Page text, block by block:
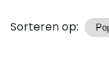
Producten
Sorteren op: